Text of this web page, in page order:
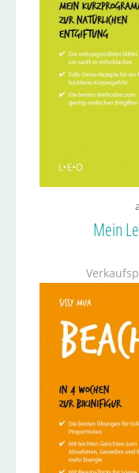
Mein